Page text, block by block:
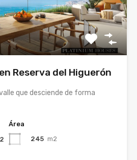
Reserva del Higuerón
que desciende de forma
2
Área
245 m2